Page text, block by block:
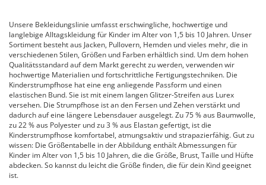
Unsere Bekleidungslinie umfasst erschwingliche, hochwertige und
langlebige Alltagskleidung für Kinder im Alter von 1,5 bis 10 Jahren. Unser
Sortiment besteht aus Jacken, Pullovern, Hemden und vieles mehr, die in
verschiedenen Stilen, Größen und Farben erhältlich sind. Um dem hohen
Qualitätsstandard auf dem Markt gerecht zu werden, verwenden wir
hochwertige Materialien und fortschrittliche Fertigungstechniken. Die
Kinderstrumpfhose hat eine eng anliegende Passform und einen
elastischen Bund. Sie ist mit einem langen Glitzer-Streifen aus Lurex
versehen. Die Strumpfhose ist an den Fersen und Zehen verstärkt und
dadurch auf eine längere Lebensdauer ausgelegt. Zu 75 % aus Baumwolle,
zu 22 % aus Polyester und zu 3 % aus Elastan gefertigt, ist die
Kinderstrumpfhose komfortabel, atmungsaktiv und strapazierfähig. Gut zu
wissen: Die Größentabelle in der Abbildung enthält Abmessungen für
Kinder im Alter von 1,5 bis 10 Jahren, die die Größe, Brust, Taille und Hüfte
abdecken. So kannst du leicht die Größe finden, die für dein Kind geeignet
ist.